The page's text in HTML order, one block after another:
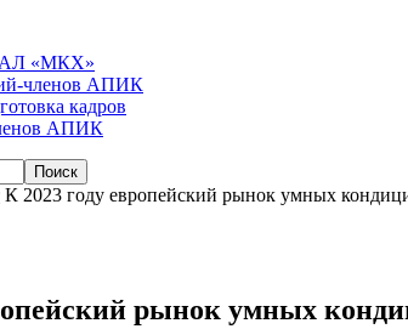
«МКХ»
членов АПИК
кадров
АПИК
К 2023 году европейский рынок умных
рынок умных